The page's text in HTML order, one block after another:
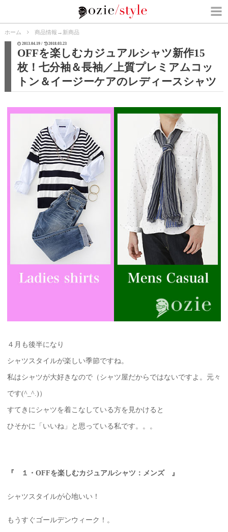
ホーム 商品情報 → 新商品
2013.04.19 / 2018.03.23
OFFを楽しむカジュアルシャツ新作15
枚！七分袖＆長袖／上質プレミアムコッ
トン＆イージーケアのレディースシャツ
４月も後半になり
シャツスタイルが楽しい季節ですね。
私はシャツが大好きなので（シャツ屋だからではないですよ。元々
です(^_^.)）
すてきにシャツを着こなしている方を見かけると
ひそかに「いいね」と思っている私です。。。
『 １・OFFを楽しむカジュアルシャツ：メンズ 』
シャツスタイルが心地いい！
もうすぐゴールデンウィーク！。